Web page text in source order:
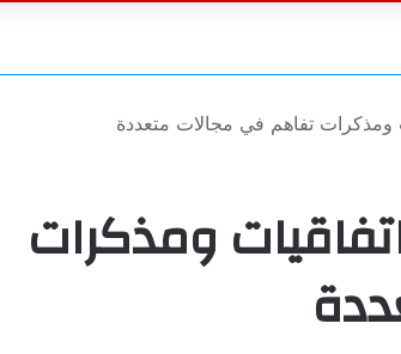
عن
ومذكرات تفاهم في مجالات متعددة
ومذكرات